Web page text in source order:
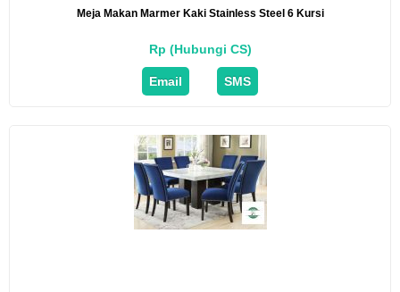
Meja Makan Marmer Kaki Stainless Steel 6 Kursi
Rp (Hubungi CS)
Email SMS